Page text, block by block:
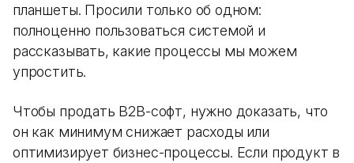
планшеты. Просили только об одном:
полноценно пользоваться системой и
рассказывать, какие процессы мы можем
упростить.
Чтобы продать B2B-софт, нужно доказать, что
он как минимум снижает расходы или
оптимизирует бизнес-процессы. Если продукт в